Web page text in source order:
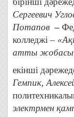
Сергеевич
Потапов –
колледжі –
атты жобасы
екінші
Гемпик,
электрмен